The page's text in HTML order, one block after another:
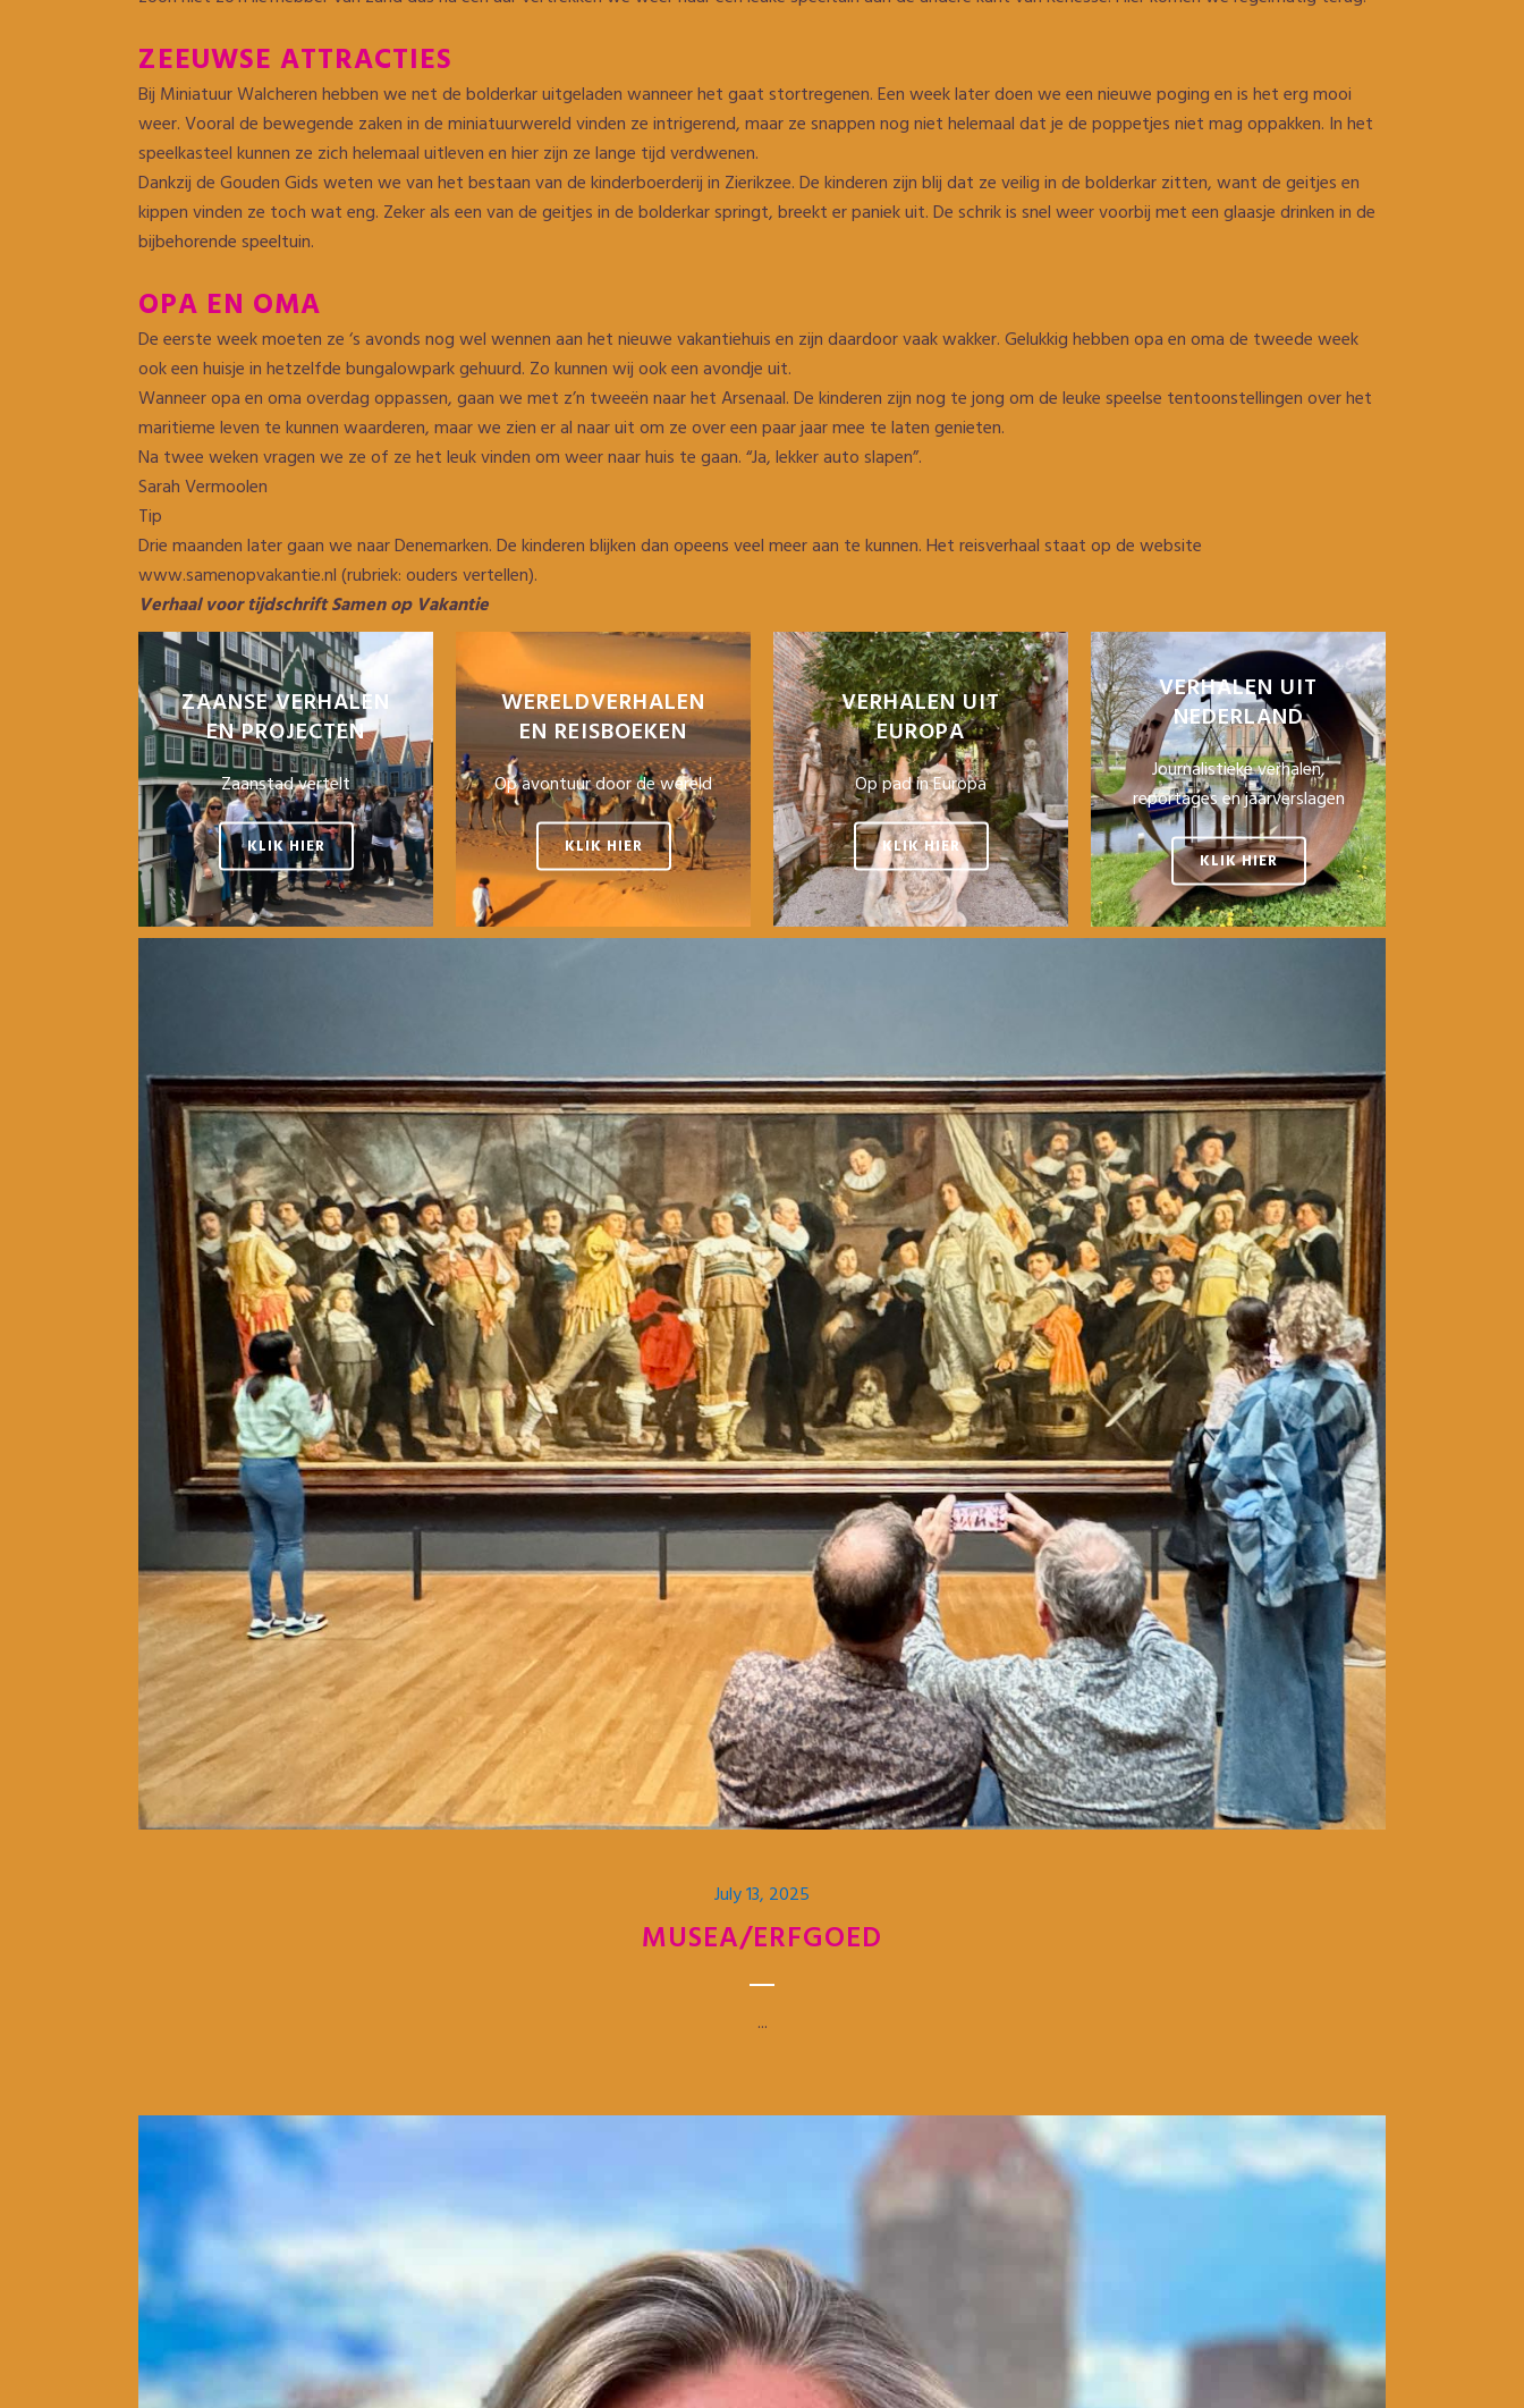
ZEEUWSE ATTRACTIES
Bij Miniatuur Walcheren hebben we net de bolderkar uitgeladen wanneer het gaat stortregenen. Een week later doen we een nieuwe poging en is het erg mooi
weer. Vooral de bewegende zaken in de miniatuurwereld vinden ze intrigerend, maar ze snappen nog niet helemaal dat je de poppetjes niet mag oppakken. In het
speelkasteel kunnen ze zich helemaal uitleven en hier zijn ze lange tijd verdwenen.
Dankzij de Gouden Gids weten we van het bestaan van de kinderboerderij in Zierikzee. De kinderen zijn blij dat ze veilig in de bolderkar zitten, want de geitjes en
kippen vinden ze toch wat eng. Zeker als een van de geitjes in de bolderkar springt, breekt er paniek uit. De schrik is snel weer voorbij met een glaasje drinken in de
bijbehorende speeltuin.
OPA EN OMA
De eerste week moeten ze ‘s avonds nog wel wennen aan het nieuwe vakantiehuis en zijn daardoor vaak wakker. Gelukkig hebben opa en oma de tweede week
ook een huisje in hetzelfde bungalowpark gehuurd. Zo kunnen wij ook een avondje uit.
Wanneer opa en oma overdag oppassen, gaan we met z’n tweeën naar het Arsenaal. De kinderen zijn nog te jong om de leuke speelse tentoonstellingen over het
maritieme leven te kunnen waarderen, maar we zien er al naar uit om ze over een paar jaar mee te laten genieten.
Na twee weken vragen we ze of ze het leuk vinden om weer naar huis te gaan. “Ja, lekker auto slapen”.
Sarah Vermoolen
Tip
Drie maanden later gaan we naar Denemarken. De kinderen blijken dan opeens veel meer aan te kunnen. Het reisverhaal staat op de website
www.samenopvakantie.nl (rubriek: ouders vertellen).
Verhaal voor tijdschrift Samen op Vakantie
ZAANSE VERHALEN
EN PROJECTEN
Zaanstad vertelt
KLIK HIER
WERELDVERHALEN
EN REISBOEKEN
Op avontuur door de wereld
KLIK HIER
VERHALEN UIT
EUROPA
Op pad in Europa
KLIK HIER
VERHALEN UIT
NEDERLAND
Journalistieke verhalen,
reportages en jaarverslagen
KLIK HIER
July 13, 2025
MUSEA/ERFGOED
...